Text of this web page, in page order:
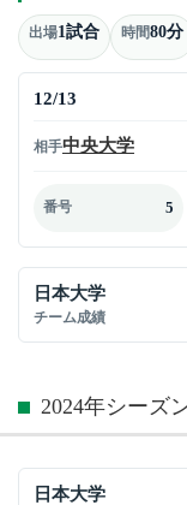
出場1試合 時間80分
12/13
相手中央大学
番号 5
日本大学
チーム成績
2024年シーズ
日本大学